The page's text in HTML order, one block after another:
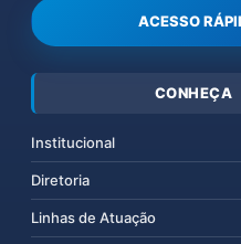
ACESSO
CONHEÇA
Institucional
Diretoria
Linhas de Atuação